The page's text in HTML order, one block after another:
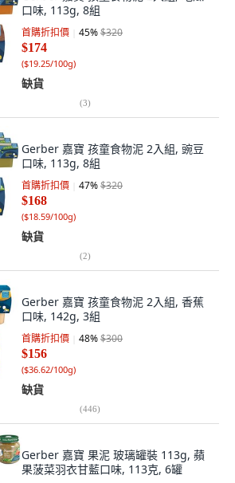
口味, 113g, 8組
首購折扣價 45%$320
$174
($19.25/100g)
缺貨
(3)
Gerber 嘉寶 孩童食物泥 2入組, 豌豆
口味, 113g, 8組
首購折扣價 47%$320
$168
($18.59/100g)
缺貨
(2)
Gerber 嘉寶 孩童食物泥 2入組, 香蕉
口味, 142g, 3組
首購折扣價 48%$300
$156
($36.62/100g)
缺貨
(446)
Gerber 嘉寶 果泥 玻璃罐裝 113g, 蘋
果菠菜羽衣甘藍口味, 113克, 6罐